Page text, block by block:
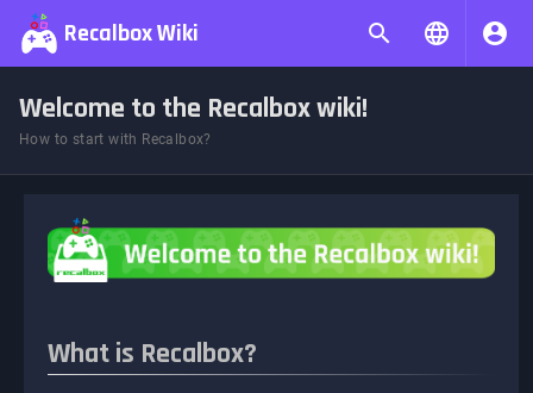
Recalbox Wiki
Welcome to the Recalbox wiki!
How to start with Recalbox?
What is Recalbox?